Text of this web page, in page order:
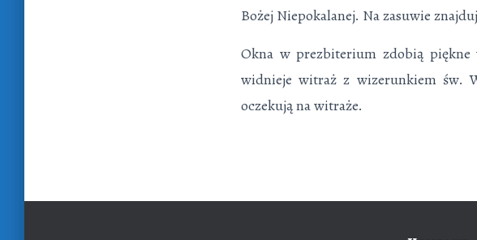
Bożej Niepokalanej. Na zasuwie
Okna w prezbiterium zdobią
widnieje witraż z wizerunkiem św.
oczekują na witraże.